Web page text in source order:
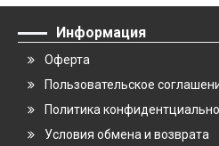
Информация
Оферта
Пользовательское
Политика
Условия обмена и возврата